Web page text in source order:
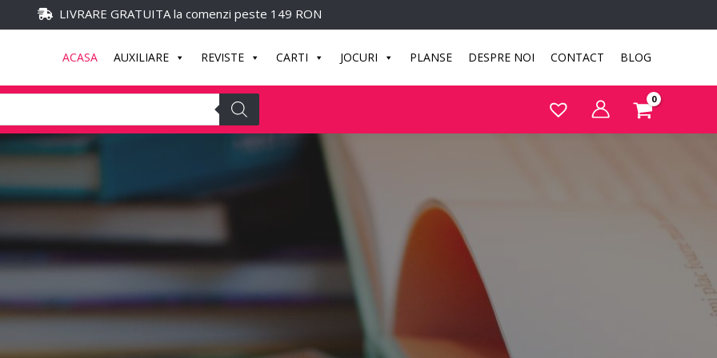
LIVRARE GRATUITA la comenzi peste 149 RON
ACASA AUXILIARE REVISTE CARTI JOCURI PLANSE DESPRE NOI CONTACT BLOG